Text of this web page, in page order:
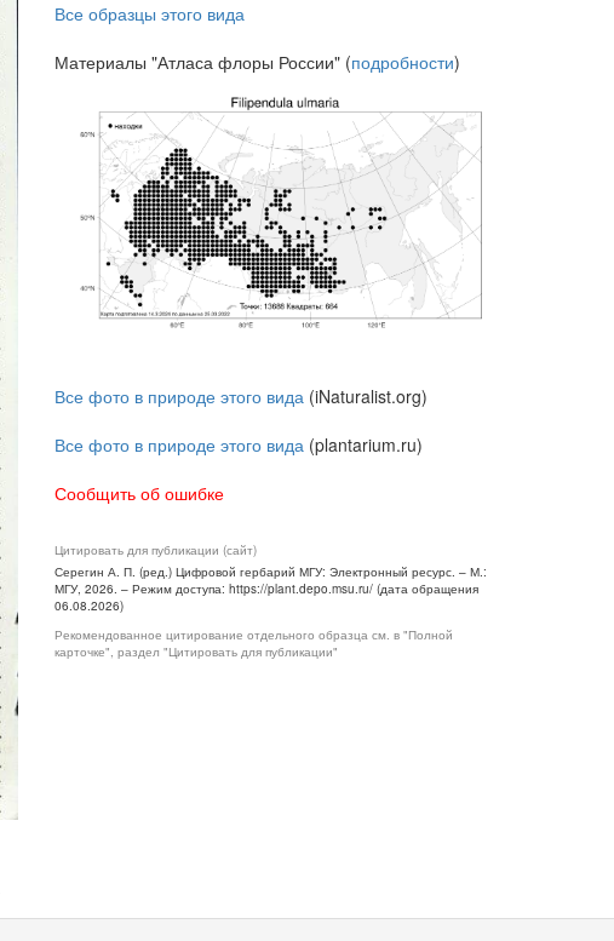
Все образцы этого вида
Материалы "Атласа флоры России" (подробности)
Все фото в природе этого вида (iNaturalist.org)
Все фото в природе этого вида (plantarium.ru)
Сообщить об ошибке
Цитировать для публикации (сайт)
Серегин А. П. (ред.) Цифровой гербарий МГУ: Электронный ресурс. – М.:
МГУ, 2026. – Режим доступа: https://plant.depo.msu.ru/ (дата обращения
06.08.2026)
Рекомендованное цитирование отдельного образца см. в "Полной
карточке", раздел "Цитировать для публикации"